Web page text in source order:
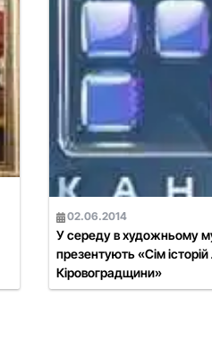
02.06.2014
У середу в художньому
презентують «Сім
Кіровоградщини»